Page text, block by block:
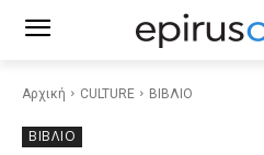
Αρχική CULTURE ΒΙΒΛΙΟ
ΒΙΒΛΙΟ